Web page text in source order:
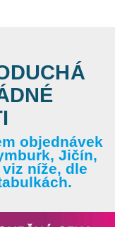
objednávek
Jičín,
níže, dle